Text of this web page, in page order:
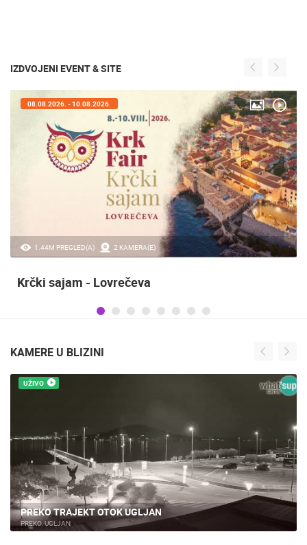
IZDVOJENI EVENT & SITE
0 PREGLED(A) 3 KAMERA(E)
05.08.2026. - 08.08.2026.
Maraton lađa
KAMERE U BLIZINI
UŽIVO
NIN - SPOMENIK KNEZU BRANIMIRU
NIN